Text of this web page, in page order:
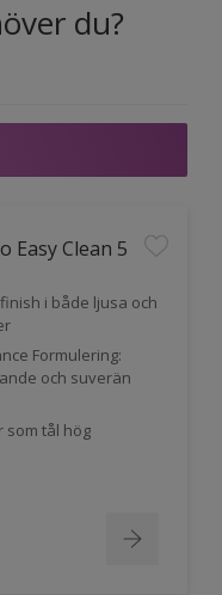
du?
Easy Clean 5
i både ljusa och
Formulering:
och suverän
som tål hög